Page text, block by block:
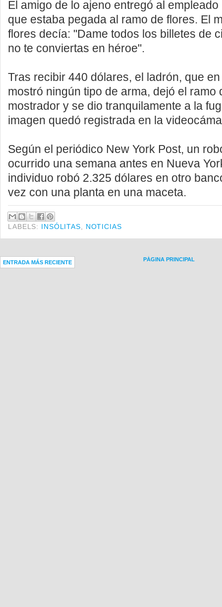
El amigo de lo ajeno entregó al
que estaba pegada al ramo de flores. El
flores decía: "Dame todos los billetes de
no te conviertas en héroe".
Tras recibir 440 dólares, el ladrón, que
mostró ningún tipo de arma, dejó el ramo
mostrador y se dio tranquilamente a la
imagen quedó registrada en la
Según el periódico New York Post, un
ocurrido una semana antes en Nueva
individuo robó 2.325 dólares en otro
vez con una planta en una maceta.
LABELS: INSÓLITAS NOTICIAS
ENTRADA MÁS RECIENTE PÁGINA PRINCIPAL